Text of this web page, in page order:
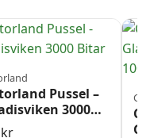
Pussel –
3000
kr